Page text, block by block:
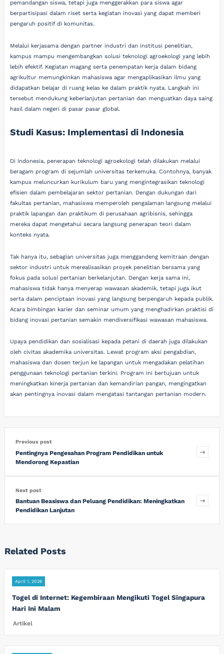
pemandangan siswa, tetapi juga menggerakkan para siswa agar
berpartisipasi dalam riset serta kegiatan inovasi yang dapat memberi
pengaruh positif di komunitas.
Melalui kerjasama dengan partner industri dan institusi penelitian,
kampus mampu mengembangkan solusi teknologi agroekologi yang lebih
lebih efektif. Kegiatan magang serta penempatan kerja dalam bidang
agrikultur memungkinkan mahasiswa agar mengaplikasikan ilmu yang
didapatkan belajar di ruang kelas ke dalam praktik nyata. Langkah ini
tersebut mendukung keberlanjutan pertanian dan menguatkan daya saing
hasil dalam negeri di pasar pasar global.
Studi Kasus: Implementasi di Indonesia
Di Indonesia, penerapan teknologi agroekologi telah dilakukan melalui
beragam program di sejumlah universitas terkemuka. Contohnya, banyak
kampus meluncurkan kurikulum baru yang mengintegrasikan teknologi
efisien dalam pembelajaran sektor pertanian. Dengan dukungan dari
fakultas pertanian, mahasiswa memperoleh pengalaman langsung melalui
praktik lapangan dan praktikum di perusahaan agribisnis, sehingga
mereka dapat mengetahui secara langsung penerapan teori dalam
konteks nyata.
Tak hanya itu, sebagian universitas juga menggandeng kemitraan dengan
sektor industri untuk merealisasikan proyek penelitian bersama yang
fokus pada solusi pertanian berkelanjutan. Dengan kerja sama ini,
mahasiswa tidak hanya menyerap wawasan akademik, tetapi juga ikut
serta dalam penciptaan inovasi yang langsung berpengaruh kepada publik.
Acara bimbingan karier dan seminar umum yang menghadirkan praktisi di
bidang inovasi pertanian semakin mendiversifikasi wawasan mahasiswa.
Upaya pendidikan dan sosialisasi kepada petani di daerah juga dilakukan
oleh civitas akademika universitas. Lewat program aksi pengabdian,
mahasiswa dan dosen terjun ke lapangan untuk mengadakan pelatihan
penggunaan teknologi pertanian terkini. Program ini bertujuan untuk
meningkatkan kinerja pertanian dan kemandirian pangan, mengingatkan
akan pentingnya inovasi dalam mengatasi tantangan pertanian modern.
Previous post
Pentingnya Pengesahan Program Pendidikan untuk
Mendorong Kepastian
Next post
Bantuan Beasiswa dan Peluang Pendidikan: Meningkatkan
Pendidikan Lanjutan
Related Posts
April 1, 2026
Togel di Internet: Kegembiraan Mengikuti Togel Singapura
Hari Ini Malam
Artikel